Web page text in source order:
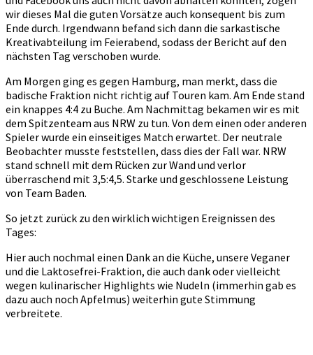
wir dieses Mal die guten Vorsätze auch konsequent bis zum
Ende durch. Irgendwann befand sich dann die sarkastische
Kreativabteilung im Feierabend, sodass der Bericht auf den
nächsten Tag verschoben wurde.
Am Morgen ging es gegen Hamburg, man merkt, dass die
badische Fraktion nicht richtig auf Touren kam. Am Ende stand
ein knappes 4:4 zu Buche. Am Nachmittag bekamen wir es mit
dem Spitzenteam aus NRW zu tun. Von dem einen oder anderen
Spieler wurde ein einseitiges Match erwartet. Der neutrale
Beobachter musste feststellen, dass dies der Fall war. NRW
stand schnell mit dem Rücken zur Wand und verlor
überraschend mit 3,5:4,5. Starke und geschlossene Leistung
von Team Baden.
So jetzt zurück zu den wirklich wichtigen Ereignissen des
Tages:
Hier auch nochmal einen Dank an die Küche, unsere Veganer
und die Laktosefrei-Fraktion, die auch dank oder vielleicht
wegen kulinarischer Highlights wie Nudeln (immerhin gab es
dazu auch noch Apfelmus) weiterhin gute Stimmung
verbreitete.